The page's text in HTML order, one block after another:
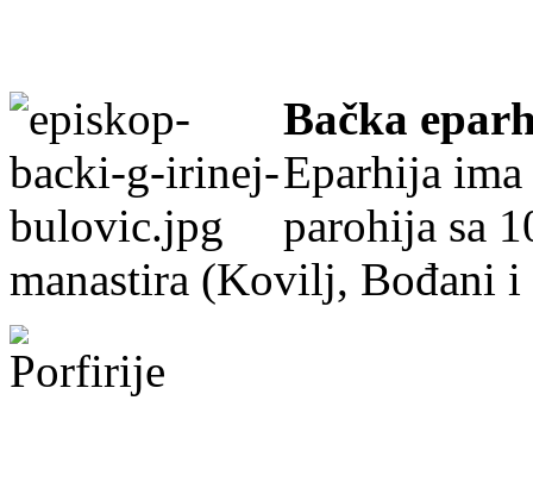
Bačka
Eparhija
parohija sa
manastira (Kovilj, Bođani i